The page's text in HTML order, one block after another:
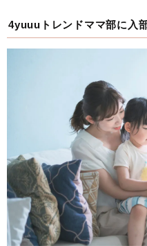
4yuuuトレンドママ部に入